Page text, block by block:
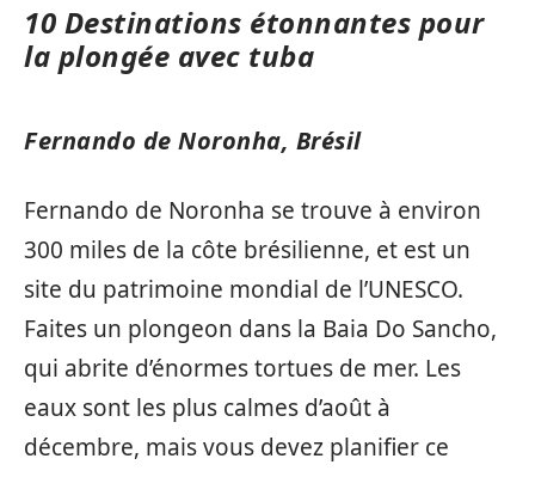
10 Destinations étonnantes pour
la plongée avec tuba
Fernando de Noronha, Brésil
Fernando de Noronha se trouve à environ
300 miles de la côte brésilienne, et est un
site du patrimoine mondial de l’UNESCO.
Faites un plongeon dans la Baia Do Sancho,
qui abrite d’énormes tortues de mer. Les
eaux sont les plus calmes d’août à
décembre, mais vous devez planifier ce